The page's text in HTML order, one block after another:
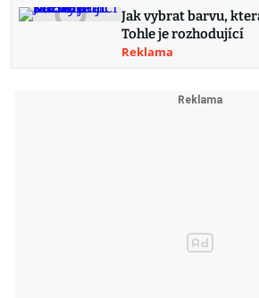
Jak vybrat barvu,
Tohle je rozhodující
Reklama